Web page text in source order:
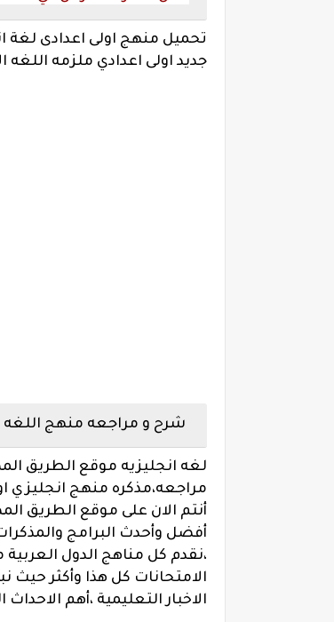
تحميل منهج اولى اعدادى لغة
جديد اولى اعدادي ملزمه اللغه
شرح و مراجعه منهج اللغه
لغه انجليزيه موقع الطريق
مراجعه،مذكره منهج انجليزي
أنتم الان على موقع الطريق
أفضل وأحدث البرامج
،نقدم كل مناهج الدول
الامتحانات كل هذا وأكثر حيث
الاخبار التعليمية ،أهم